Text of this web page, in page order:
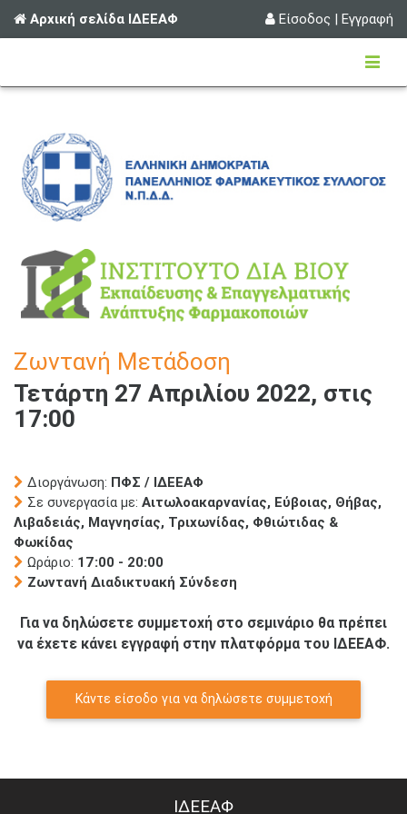
Αρχική σελίδα ΙΔΕΕΑΦ Είσοδος | Εγγραφή
Ζωντανή Μετάδοση
Τετάρτη 27 Απριλίου 2022, στις
17:00
Διοργάνωση: ΠΦΣ / ΙΔΕΕΑΦ
Σε συνεργασία με: Αιτωλοακαρνανίας, Εύβοιας, Θήβας,
Λιβαδειάς, Μαγνησίας, Τριχωνίδας, Φθιώτιδας &
Φωκίδας
Ωράριο: 17:00 - 20:00
Ζωντανή Διαδικτυακή Σύνδεση
Για να δηλώσετε συμμετοχή στο σεμινάριο θα πρέπει
να έχετε κάνει εγγραφή στην πλατφόρμα του ΙΔΕΕΑΦ.
Κάντε είσοδο για να δηλώσετε συμμετοχή
ΙΔΕΕΑΦ